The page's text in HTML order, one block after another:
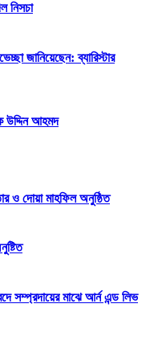
নিসচা
জানিয়েছেন: ব্যারিস্টার
উদ্দিন আহমদ
ও দোয়া মাহফিল অনুষ্ঠিত
সম্প্রদায়ের মাঝে আর্ন এন্ড লিভ